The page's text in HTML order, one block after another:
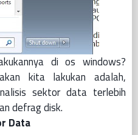
di os windows?
kita lakukan adalah,
sektor data terlebih
defrag disk.
Data